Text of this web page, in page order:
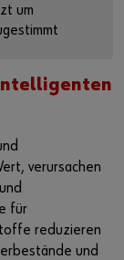
um
um das
aufzurufen:
verursachen
für
reduzieren
und